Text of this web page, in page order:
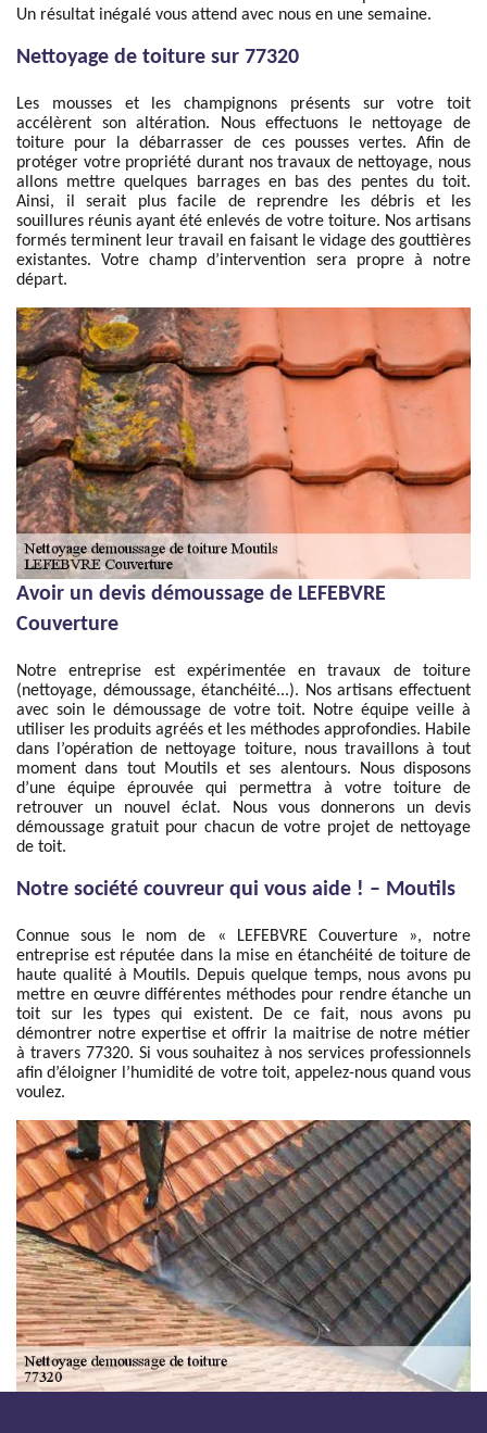
Un résultat inégalé vous attend avec nous en une semaine.
Nettoyage de toiture sur 77320
Les mousses et les champignons présents sur votre toit
accélèrent son altération. Nous effectuons le nettoyage de
toiture pour la débarrasser de ces pousses vertes. Afin de
protéger votre propriété durant nos travaux de nettoyage, nous
allons mettre quelques barrages en bas des pentes du toit.
Ainsi, il serait plus facile de reprendre les débris et les
souillures réunis ayant été enlevés de votre toiture. Nos artisans
formés terminent leur travail en faisant le vidage des gouttières
existantes. Votre champ d’intervention sera propre à notre
départ.
Avoir un devis démoussage de LEFEBVRE
Couverture
Notre entreprise est expérimentée en travaux de toiture
(nettoyage, démoussage, étanchéité...). Nos artisans effectuent
avec soin le démoussage de votre toit. Notre équipe veille à
utiliser les produits agréés et les méthodes approfondies. Habile
dans l’opération de nettoyage toiture, nous travaillons à tout
moment dans tout Moutils et ses alentours. Nous disposons
d’une équipe éprouvée qui permettra à votre toiture de
retrouver un nouvel éclat. Nous vous donnerons un devis
démoussage gratuit pour chacun de votre projet de nettoyage
de toit.
Notre société couvreur qui vous aide ! – Moutils
Connue sous le nom de « LEFEBVRE Couverture », notre
entreprise est réputée dans la mise en étanchéité de toiture de
haute qualité à Moutils. Depuis quelque temps, nous avons pu
mettre en œuvre différentes méthodes pour rendre étanche un
toit sur les types qui existent. De ce fait, nous avons pu
démontrer notre expertise et offrir la maitrise de notre métier
à travers 77320. Si vous souhaitez à nos services professionnels
afin d’éloigner l’humidité de votre toit, appelez-nous quand vous
voulez.